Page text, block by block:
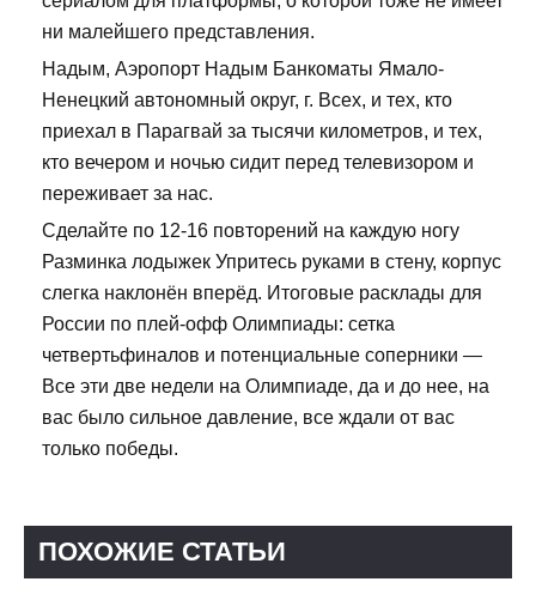
ни малейшего представления.
Надым, Аэропорт Надым Банкоматы Ямало-
Ненецкий автономный округ, г. Всех, и тех, кто
приехал в Парагвай за тысячи километров, и тех,
кто вечером и ночью сидит перед телевизором и
переживает за нас.
Сделайте по 12-16 повторений на каждую ногу
Разминка лодыжек Упритесь руками в стену, корпус
слегка наклонён вперёд. Итоговые расклады для
России по плей-офф Олимпиады: сетка
четвертьфиналов и потенциальные соперники —
Все эти две недели на Олимпиаде, да и до нее, на
вас было сильное давление, все ждали от вас
только победы.
ПОХОЖИЕ СТАТЬИ